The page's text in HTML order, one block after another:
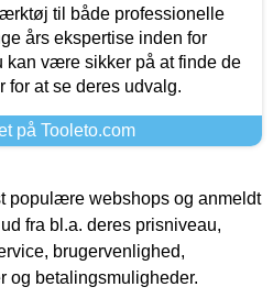
til både professionelle
års ekspertise inden for
være sikker på at finde de
for at se deres udvalg.
på Tooleto.com
populære webshops og anmeldt
fra bl.a. deres prisniveau,
brugervenlighed,
og betalingsmuligheder.